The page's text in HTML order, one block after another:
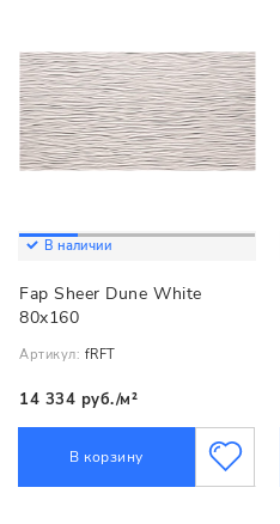
В наличии
Fap Sheer Dune White
80x160
Артикул: fRFT
14 334 руб./м²
В корзину